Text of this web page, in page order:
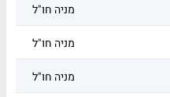
מניה חו"ל
מניה חו"ל
מניה חו"ל